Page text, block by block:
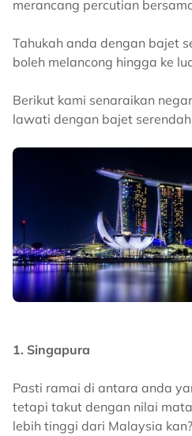
merancang percutian
Tahukah anda dengan bajet
boleh melancong hingga ke
Berikut kami senaraikan
lawati dengan bajet
1. Singapura
Pasti ramai di antara anda
tetapi takut dengan nilai
lebih tinggi dari Malaysia